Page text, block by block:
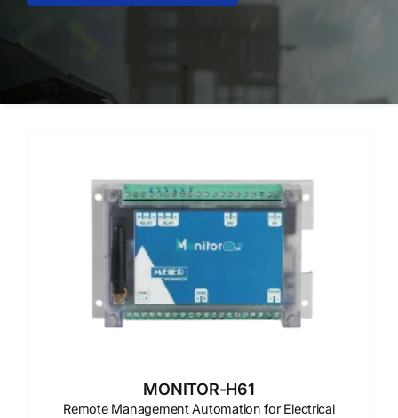
MONITOR-H61
Remote Management Automation for Electrical